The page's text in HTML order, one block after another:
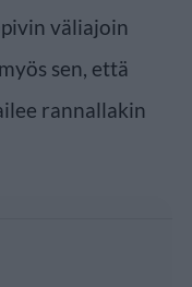
väliajoin
sen, että
rannallakin